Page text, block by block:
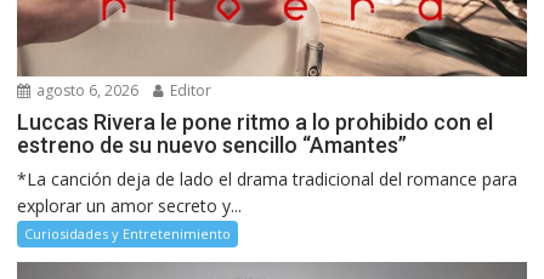
agosto 6, 2026 Editor
Luccas Rivera le pone ritmo a lo prohibido con el
estreno de su nuevo sencillo “Amantes”
*La canción deja de lado el drama tradicional del romance para
explorar un amor secreto y...
Curiosidades y Entretenimiento